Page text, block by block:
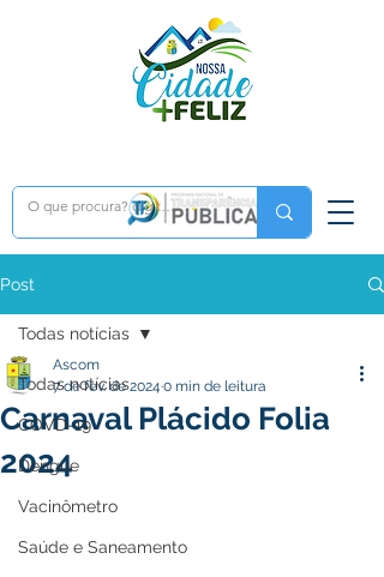
Post
Todas notícias
COVD-19
Dengue
Vacinômetro
Saúde e Saneamento
Todas notícias
Carnaval Plácido Folia
2024
Ascom
7 de fev. de 2024 0 min de leitura